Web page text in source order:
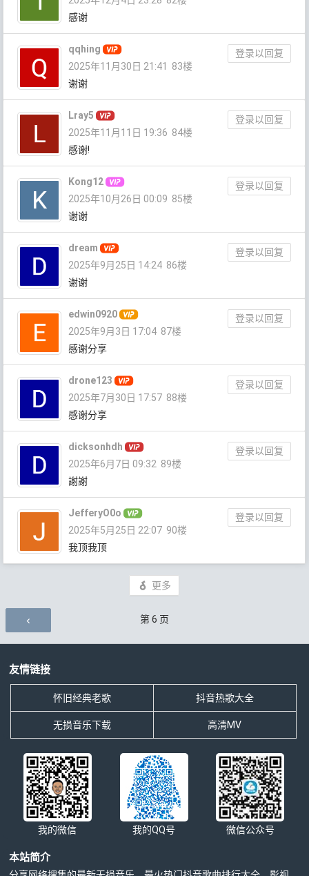
感谢
qqhing
登录以回复
2025年11月30日 21:41
83楼
谢谢
Lray5
登录以回复
2025年11月11日 19:36 84楼
感谢!
Kong12
登录以回复
2025年10月26日 00:09 85楼
谢谢
dream
登录以回复
2025年9月25日 14:24 86楼
谢谢
edwin0920
登录以回复
2025年9月3日 17:04 87楼
感谢分享
drone123
登录以回复
2025年7月30日 17:57 88楼
感谢分享
dicksonhdh
登录以回复
2025年6月7日 09:32 89楼
謝謝
JefferyO0o
登录以回复
2025年5月25日 22:07 90楼
我顶我顶
更多
评论导航 第6 页
友情链接
怀旧经典老歌 抖音热歌大全
无损音乐下载 高清MV
我的微信 我的QQ号 微信公众号
本站简介